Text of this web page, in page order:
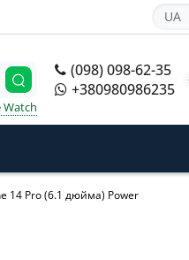
UA
(098) 098-62-35
+380980986235
14 Pro (6.1 дюйма) Power